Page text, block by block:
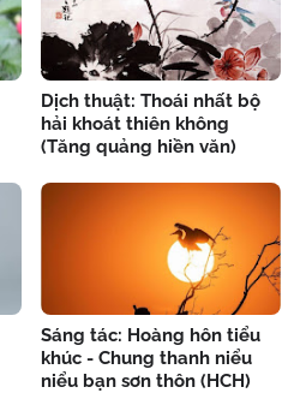
Dịch thuật: Thoái nhất bộ
hải khoát thiên không
(Tăng quảng hiền văn)
Sáng tác: Hoàng hôn tiểu
khúc - Chung thanh niểu
niểu bạn sơn thôn (HCH)